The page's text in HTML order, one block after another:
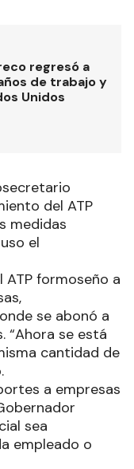
regresó a
de trabajo y
Unidos
del ATP
medidas
el
ATP formoseño a
se abonó a
“Ahora se está
cantidad de
a empresas
sea
empleado o